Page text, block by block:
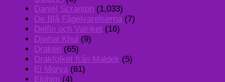
Daniel Scranton (1,033)
De Blå Fågelvarelserna (7)
Delfin och Valriket (16)
Djwhal Khul (9)
Draken (65)
Drakfolket från Maldek (5)
El Morya (61)
Elohim (4)